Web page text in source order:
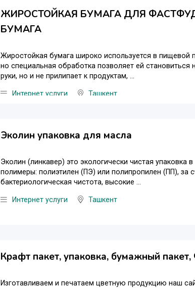
ЖИРОСТОЙКАЯ БУМАГА ДЛЯ
БУМАГА
Жиростойкая бумага широко используется в
но специальная обработка позволяет ей
руки, но и не прилипает к продуктам, ...
Интернет услуги Ташкент
Эколин упаковка для масла
Эколин (линкавер) это экологически чистая
полимеры: полиэтилен (ПЭ) или полипропилен (ПП), за
бактериологическая чистота, высокие ...
Интернет услуги Ташкент
Крафт пакет, упаковка, бумажный
Изготавливаем и печатаем цветную продукцию наш